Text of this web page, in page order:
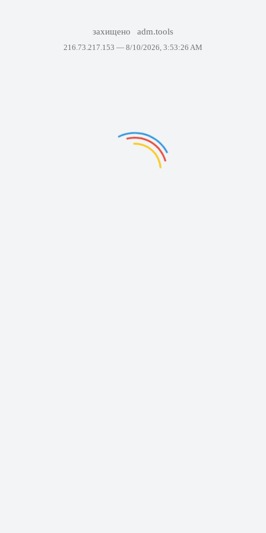
захищено adm.tools
216.73.217.153 — 8/10/2026, 3:53:26 AM